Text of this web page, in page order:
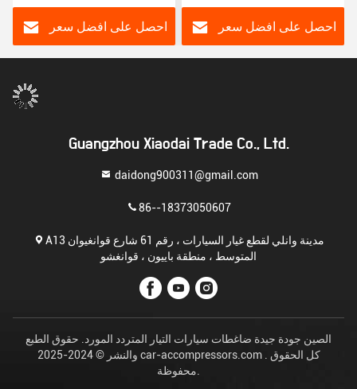
88320-52010 883205201
احصل على افضل سعر
JSR11T601088
احصل على افضل سعر
Guangzhou Xiaodai Trade Co., Ltd.
daidong900311@gmail.com
86--18373050607
A13 مدينة وانلي لقطع غيار السيارات ، رقم 61 شارع قوانغيوان
المتوسط ، منطقة باييون ، قوانغشو
الصين جودة جيدة ضاغطات سيارات التيار المتردد المورد. حقوق الطبع
والنشر © 2024-2025 car-accompressors.com . كل الحقوق